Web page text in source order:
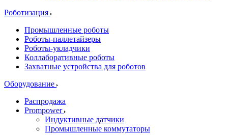
Роботизация
Промышленные роботы
Роботы-паллетайзеры
Роботы-укладчики
Коллаборативные роботы
Захватные устройства для роботов
Оборудование
Распродажа
Prompower
Индуктивные датчики
Промышленные коммутаторы